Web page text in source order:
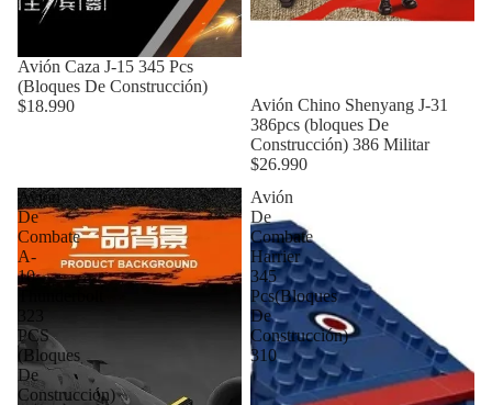
Avión Caza J-15 345 Pcs
(Bloques De Construcción)
$18.990
Agotado
Avión Chino Shenyang J-31
386pcs (bloques De
Construcción) 386 Militar
$26.990
Avión
De
Combate
A-
10
PCS
(Bloques
De
Construcción)
Avión
De
Combate
Harrier
345
Pcs(Bloques
De
Construcción)
310